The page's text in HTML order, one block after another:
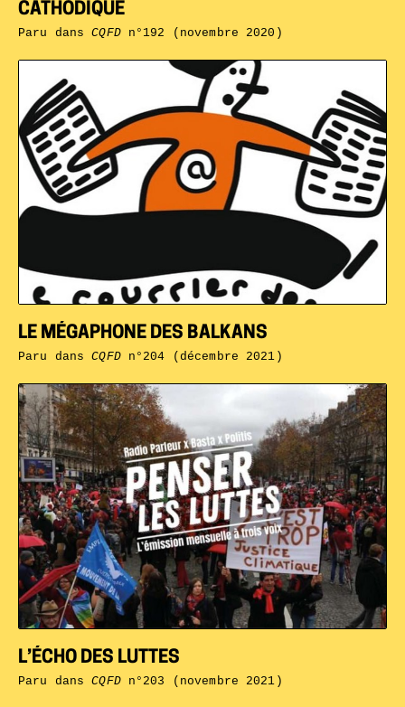
L’ÉCHO DES LUTTES
Paru dansCQFDn°203 (novembre 2021)
LE MÉGAPHONE DES BALKANS
Paru dansCQFDn°204 (décembre 2021)
CATHODIQUE
Paru dansCQFDn°192 (novembre 2020)